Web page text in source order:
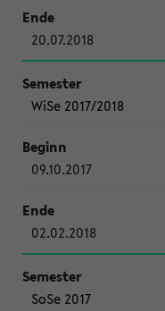
20.07.2018
WiSe 2017/2018
09.10.2017
02.02.2018
SoSe 2017